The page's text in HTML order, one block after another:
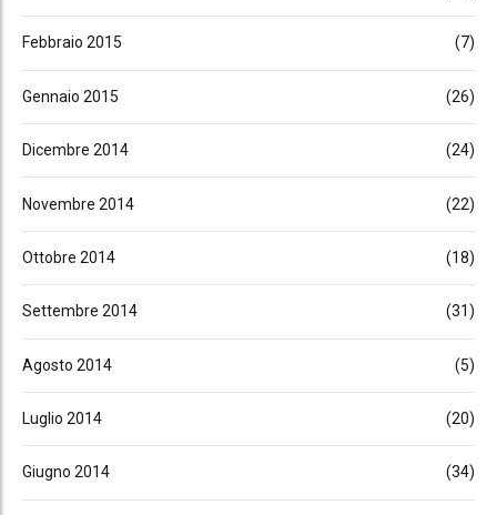
Febbraio 2015 (7)
Gennaio 2015 (26)
Dicembre 2014 (24)
Novembre 2014 (22)
Ottobre 2014 (18)
Settembre 2014 (31)
Agosto 2014 (5)
Luglio 2014 (20)
Giugno 2014 (34)